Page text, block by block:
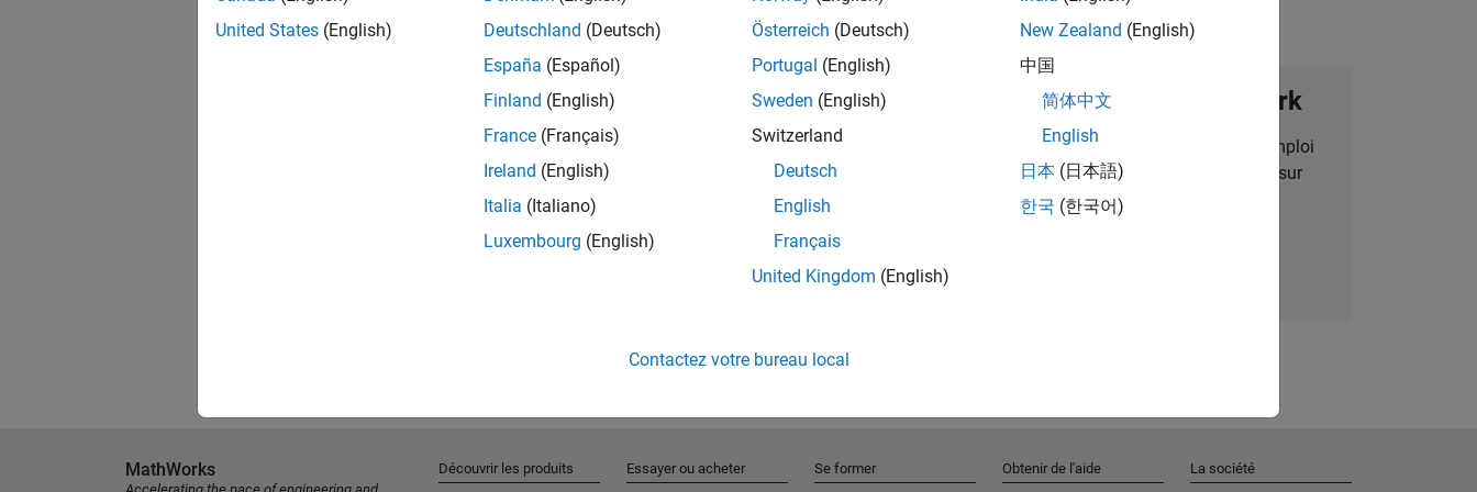
Rejoignez notre Talent Network
Recevez des alertes pour des opportunités d'emploi
personnalisées, des articles et des actualités sur
l'entreprise.
United States (English)
Deutschland (Deutsch)
España (Español)
Finland (English)
France (Français)
Ireland (English)
Italia (Italiano)
Luxembourg (English)
Österreich (Deutsch)
Portugal (English)
Sweden (English)
Switzerland
Deutsch
English
Français
United Kingdom (English)
New Zealand (English)
中国
简体中文
English
日本 (日本語)
한국 (한국어)
Contactez votre bureau local
MathWorks Découvrir les produits Essayer ou acheter Se former Obtenir de l'aide La société